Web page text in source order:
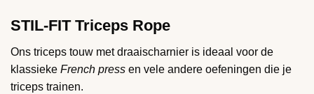
STIL-FIT Triceps Rope
Ons triceps touw met draaischarnier is ideaal voor de
klassieke French press en vele andere oefeningen die je
triceps trainen.